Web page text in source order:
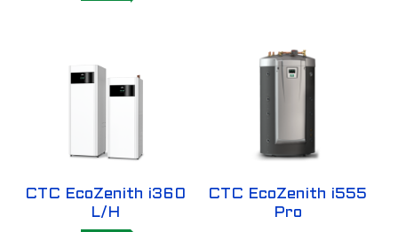
CTC EcoZenith i360
L/H
CTC EcoZenith i555
Pro